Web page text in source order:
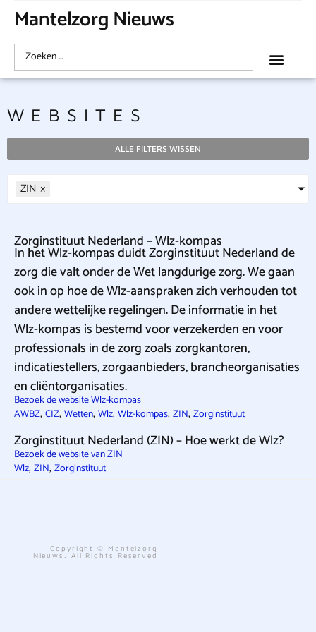
Mantelzorg Nieuws
WEBSITES
ALLE FILTERS WISSEN
ZIN ×
Zorginstituut Nederland – Wlz-kompas
In het Wlz-kompas duidt Zorginstituut Nederland de
zorg die valt onder de Wet langdurige zorg. We gaan
ook in op hoe de Wlz-aanspraken zich verhouden tot
andere wettelijke regelingen. De informatie in het
Wlz-kompas is bestemd voor verzekerden en voor
professionals in de zorg zoals zorgkantoren,
indicatiestellers, zorgaanbieders, brancheorganisaties
en cliëntorganisaties.
Bezoek de website Wlz-kompas
AWBZ, CIZ, Wetten, Wlz, Wlz-kompas, ZIN, Zorginstituut
Zorginstituut Nederland (ZIN) – Hoe werkt de Wlz?
Bezoek de website van ZIN
Wlz, ZIN, Zorginstituut
Copyright © Mantelzorg
Nieuws. All Rights Reserved